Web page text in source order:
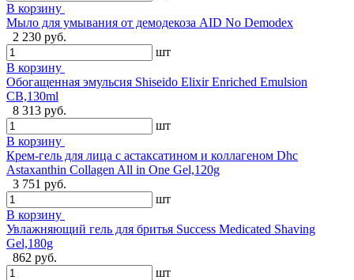
В корзину
Мыло для умывания от демодекоза AID No Demodex
2 230 руб.
шт
В корзину
Обогащенная эмульсия Shiseido Elixir Enriched Emulsion
CB,130ml
8 313 руб.
шт
В корзину
Крем-гель для лица с астаксатином и коллагеном Dhc
Astaxanthin Collagen All in One Gel,120g
3 751 руб.
шт
В корзину
Увлажняющий гель для бритья Success Medicated Shaving
Gel,180g
862 руб.
шт